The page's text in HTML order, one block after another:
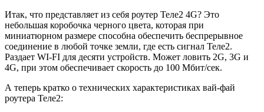
Итак, что представляет из себя роутер Теле2 4G? Это
небольшая коробочка черного цвета, которая при
миниатюрном размере способна обеспечить беспрерывное
соединение в любой точке земли, где есть сигнал Теле2.
Раздает WI-FI для десяти устройств. Может ловить 2G, 3G и
4G, при этом обеспечивает скорость до 100 Мбит/сек.
А теперь кратко о технических характеристиках вай-фай
роутера Теле2: